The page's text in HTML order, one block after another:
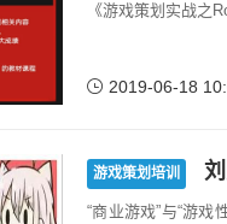
《游戏策划实战之
2019-06-18
游戏策划培训
“商业游戏”与“游